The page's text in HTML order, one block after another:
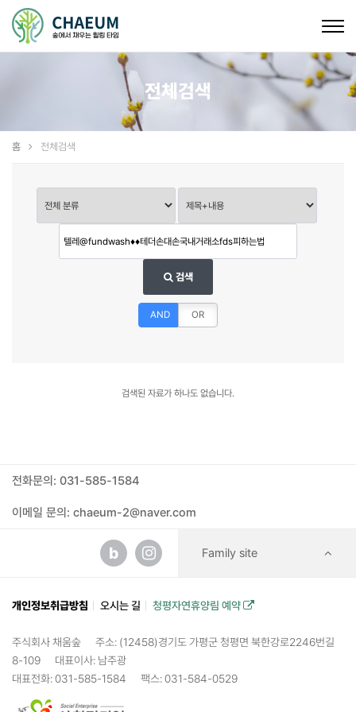
전체검색
홈 전체검색
검색
AND OR
검색된 자료가 하나도 없습니다.
전화문의: 031-585-1584
이메일 문의: chaeum-2@naver.com
b Family site
개인정보취급방침 오시는 길 청평자연휴양림 예약
주식회사 채움숲
주소: (12458)경기도 가평군 청평면 북한강로2246번길
8-109
대표이사: 남주광
대표전화: 031-585-1584
팩스: 031-584-0529